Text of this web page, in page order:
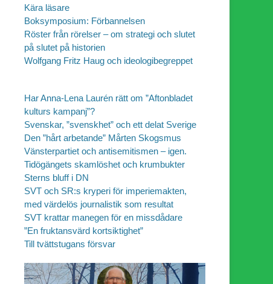
Kära läsare
Boksymposium: Förbannelsen
Röster från rörelser – om strategi och slutet
på slutet på historien
Wolfgang Fritz Haug och ideologibegreppet
Har Anna-Lena Laurén rätt om ”Aftonbladet
kulturs kampanj”?
Svenskar, ”svenskhet” och ett delat Sverige
Den ”hårt arbetande” Mårten Skogsmus
Vänsterpartiet och antisemitismen – igen.
Tidögängets skamlöshet och krumbukter
Sterns bluff i DN
SVT och SR:s kryperi för imperiemakten,
med värdelös journalistik som resultat
SVT krattar manegen för en missdådare
”En fruktansvärd kortsiktighet”
Till tvättstugans försvar